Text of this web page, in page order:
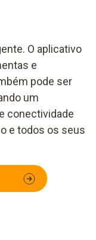
O aplicativo
e
pode ser
um
conectividade
e todos os seus